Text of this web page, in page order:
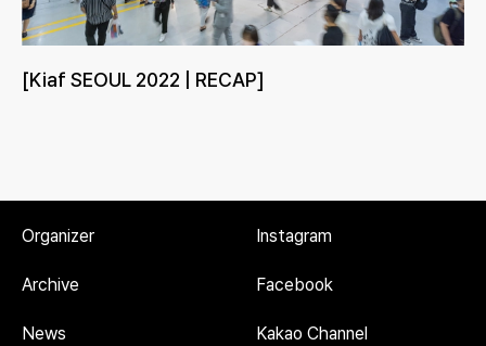
[Kiaf SEOUL 2022 | RECAP]
Organizer
Archive
News
Instagram
Facebook
Kakao Channel